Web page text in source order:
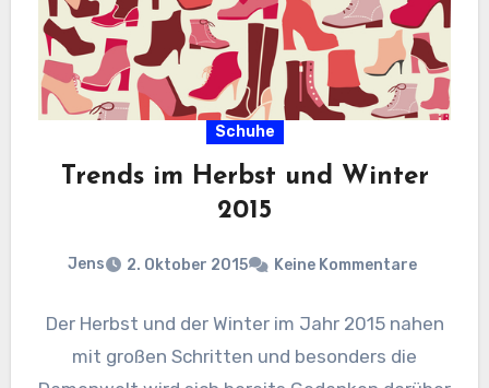
Schuhe
Trends im Herbst und Winter
2015
Jens 2. Oktober 2015 Keine Kommentare
Der Herbst und der Winter im Jahr 2015 nahen
mit großen Schritten und besonders die